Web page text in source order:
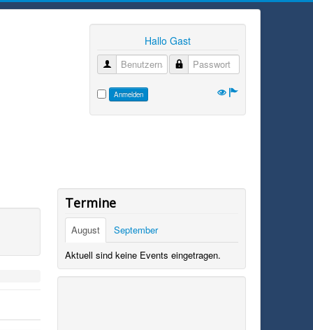
Hallo Gast
Benutzername
Passwort
Anmelden
Termine
August
September
Aktuell sind keine Events eingetragen.